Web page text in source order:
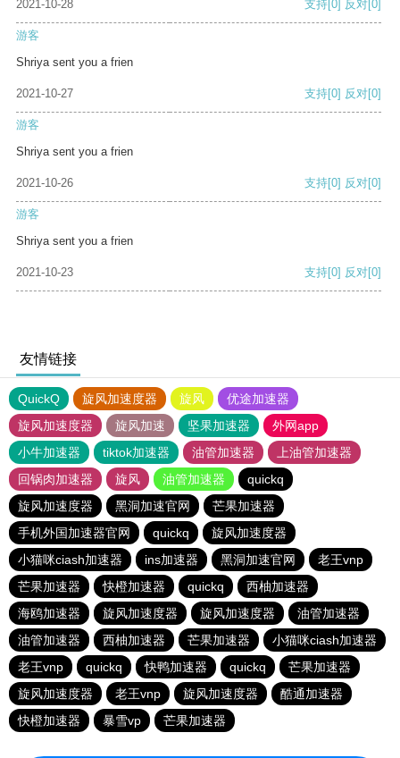
2021-10-28 支持[0] 反对[0]
游客
Shriya sent you a frien
2021-10-27 支持[0] 反对[0]
游客
Shriya sent you a frien
2021-10-26 支持[0] 反对[0]
游客
Shriya sent you a frien
2021-10-23 支持[0] 反对[0]
友情链接
QuickQ 旋风加速度器 旋风
优途加速器
旋风加速度器
旋风加速 坚果加速器
外网app
小牛加速器
tiktok加速器 油管加速器
上油管加速器
回锅肉加速器
旋风 油管加速器
quickq
旋风加速度器
黑洞加速官网
芒果加速器
手机外国加速器官网
quickq
旋风加速度器
小猫咪ciash加速器
ins加速器 黑洞加速官网
老王vnp
芒果加速器
快橙加速器 quickq
西柚加速器
海鸥加速器
旋风加速度器 旋风加速度器
油管加速器
油管加速器
西柚加速器 芒果加速器
小猫咪ciash加速器
老王vnp
quickq 快鸭加速器 quickq
芒果加速器
旋风加速度器
老王vnp 旋风加速度器
酷通加速器
快橙加速器
暴雪vp 芒果加速器